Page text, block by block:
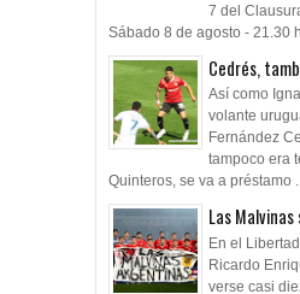
7 del
Sábado 8 de agosto - 21.30
Cedrés,
Así como
volante
Fernández
tampoco era
Quinteros, se va a préstamo
Las
En el
Ricardo
verse casi